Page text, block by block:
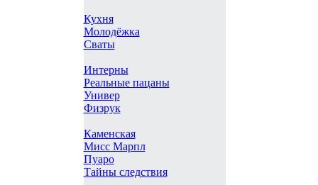
Кухня
Молодёжка
Сваты
Интерны
Реальные пацаны
Универ
Физрук
Каменская
Мисс Марпл
Пуаро
Тайны следствия